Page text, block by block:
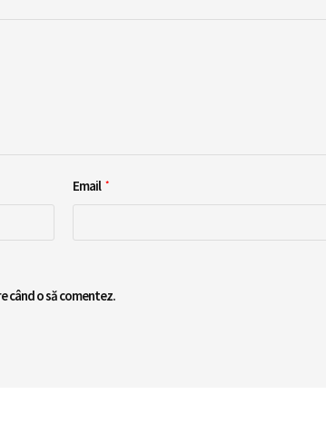
Email *
când o să comentez.